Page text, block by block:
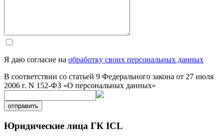
Я даю согласие на обработку своих персональных данных
В соответствии со статьей 9 Федерального закона от 27 июля
2006 г. N 152-ФЗ «О персональных данных»
отправить
Юридические лица ГК ICL